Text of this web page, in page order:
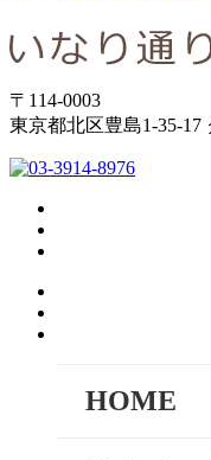
〒114-0003
東京都北区豊島1-35-17
HOME